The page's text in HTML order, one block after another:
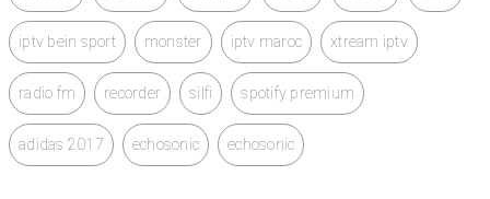
iptv bein sport monster iptv maroc xtream iptv
radio fm recorder silfi spotify premium
adidas 2017 echosonic echosonic